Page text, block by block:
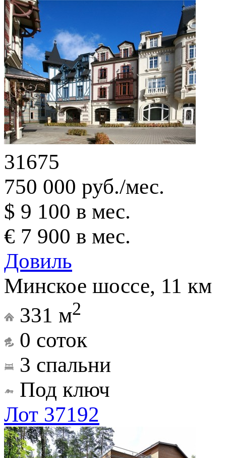
31675
750 000 руб./мес.
$ 9 100 в мес.
€ 7 900 в мес.
Довиль
Минское шоссе, 11 км
331 м2
0 соток
3 спальни
Под ключ
Лот 37192